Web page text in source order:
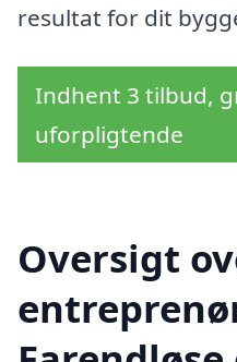
resultat for dit
Indhent 3 tilbud,
uforpligtende
Oversigt